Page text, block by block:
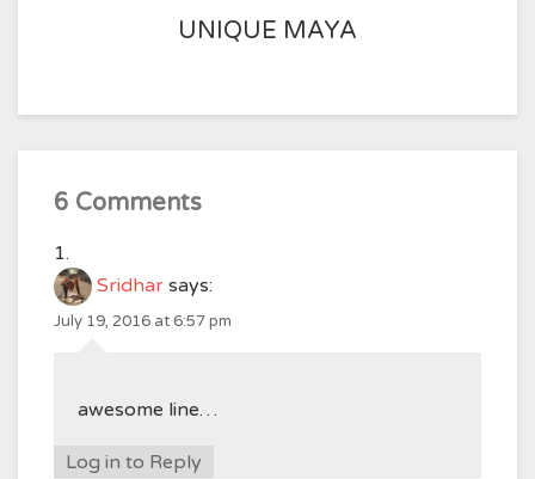
UNIQUE MAYA
6 Comments
Sridhar says:
July 19, 2016 at 6:57 pm
awesome line…
Log in to Reply